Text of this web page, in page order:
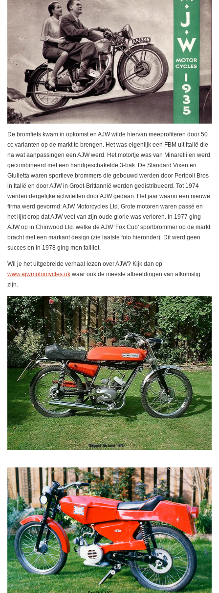
De bromfiets kwam in opkomst en AJW wilde hiervan meeprofiteren door 50
cc varianten op de markt te brengen. Het was eigenlijk een FBM uit Italië die
na wat aanpassingen een AJW werd. Het motortje was van Minarelli en werd
gecombineerd met een handgeschakelde 3-bak. De Standard Vixen en
Giulietta waren sportieve brommers die gebouwd werden door Peripoli Bros
in Italië en door AJW in Groot-Brittannië werden gedistribueerd. Tot 1974
werden dergelijke activiteiten door AJW gedaan. Het jaar waarin een nieuwe
firma werd gevormd: AJW Motorcycles Ltd. Grote motoren waren passé en
het lijkt erop dat AJW veel van zijn oude glorie was verloren. In 1977 ging
AJW op in Chinwood Ltd. welke de AJW 'Fox Cub' sportbrommer op de markt
bracht met een markant design (zie laatste foto hieronder). Dit werd geen
succes en in 1978 ging men failliet.
Wil je het uitgebreide verhaal lezen over AJW? Kijk dan op
www.ajwmotorcycles.uk waar ook de meeste afbeeldingen van afkomstig
zijn.